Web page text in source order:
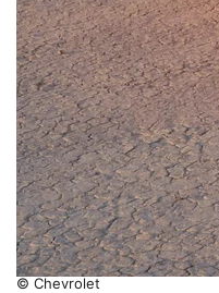
© Chevrolet